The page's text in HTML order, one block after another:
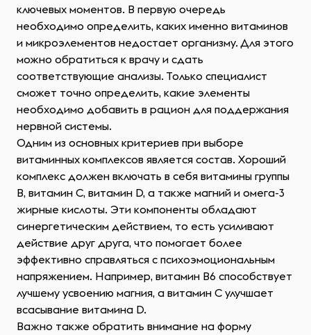
ключевых моментов. В первую очередь
необходимо определить, каких именно витаминов
и микроэлементов недостает организму. Для этого
можно обратиться к врачу и сдать
соответствующие анализы. Только специалист
сможет точно определить, какие элементы
необходимо добавить в рацион для поддержания
нервной системы.
Одним из основных критериев при выборе
витаминных комплексов является состав. Хороший
комплекс должен включать в себя витамины группы
B, витамин C, витамин D, а также магний и омега-3
жирные кислоты. Эти компоненты обладают
синергетическим действием, то есть усиливают
действие друг друга, что помогает более
эффективно справляться с психоэмоциональным
напряжением. Например, витамин B6 способствует
лучшему усвоению магния, а витамин C улучшает
всасывание витамина D.
Важно также обратить внимание на форму